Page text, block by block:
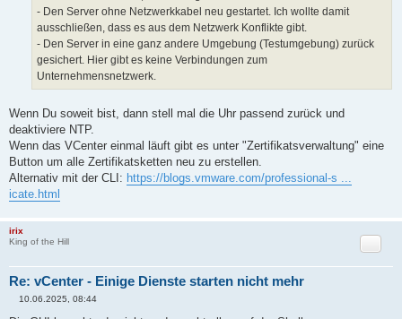
- Den Server ohne Netzwerkkabel neu gestartet. Ich wollte damit
ausschließen, dass es aus dem Netzwerk Konflikte gibt.
- Den Server in eine ganz andere Umgebung (Testumgebung) zurück
gesichert. Hier gibt es keine Verbindungen zum
Unternehmensnetzwerk.
Wenn Du soweit bist, dann stell mal die Uhr passend zurück und
deaktiviere NTP.
Wenn das VCenter einmal läuft gibt es unter "Zertifikatsverwaltung" eine
Button um alle Zertifikatsketten neu zu erstellen.
Alternativ mit der CLI: https://blogs.vmware.com/professional-s ...
icate.html
irix
King of the Hill
Re: vCenter - Einige Dienste starten nicht mehr
Zitat
10.06.2025, 08:44